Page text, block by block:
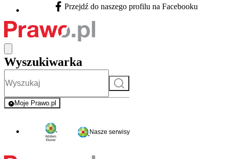
Facebook - otwiera się w nowej karcie
Przejdź do naszego profilu na Facebooku
Wyszukiwarka
Szukaj
Moje Prawo.pl
- rejestracja i logowanie do serwisu
Nasze serwisy